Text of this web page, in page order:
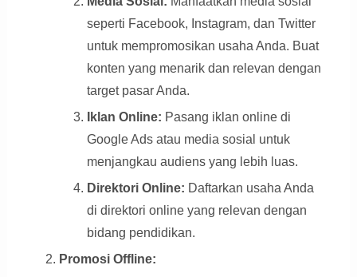
seperti Facebook, Instagram, dan Twitter
untuk mempromosikan usaha Anda. Buat
konten yang menarik dan relevan dengan
target pasar Anda.
Iklan Online: Pasang iklan online di
Google Ads atau media sosial untuk
menjangkau audiens yang lebih luas.
Direktori Online: Daftarkan usaha Anda
di direktori online yang relevan dengan
bidang pendidikan.
Promosi Offline: